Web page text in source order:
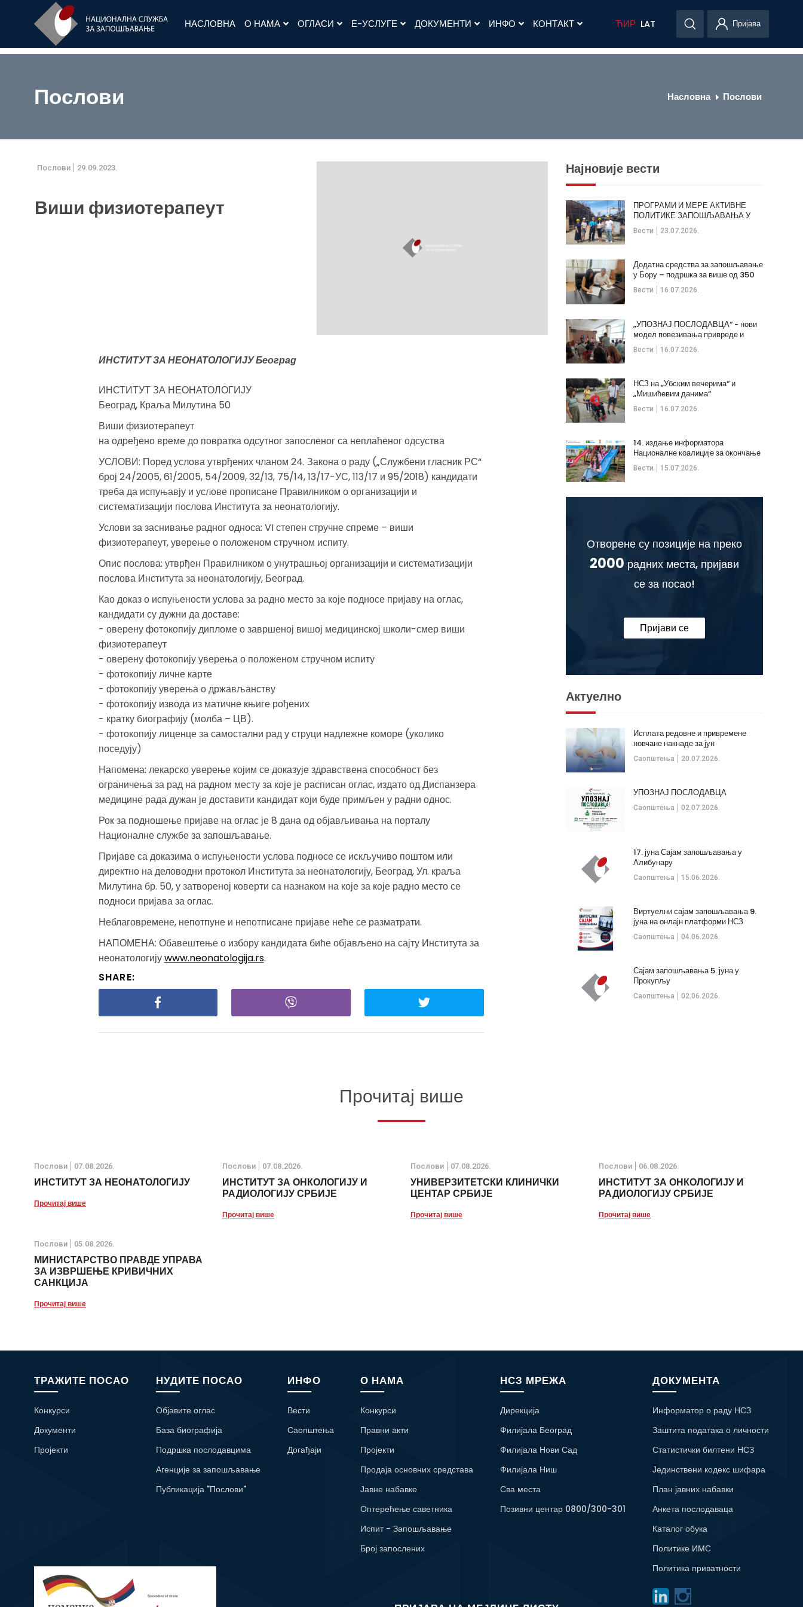
НАСЛОВНА О НАМА ОГЛАСИ Е-УСЛУГЕ ДОКУМЕНТИ ИНФО КОНТАКТ ЋИР LAT Пријава
Послови Насловна Послови
Послови 29.09.2023.
Виши физиотерапеут
ИНСТИТУТ ЗА НЕОНАТОЛОГИЈУ Београд
ИНСТИТУТ ЗА НЕОНАТОЛОГИЈУ
Београд, Краља Милутина 50
Виши физиотерапеут
на одређено време до повратка одсутног запосленог са неплаћеног одсуства
УСЛОВИ: Поред услова утврђених чланом 24. Закона о раду („Службени гласник РС“
број 24/2005, 61/2005, 54/2009, 32/13, 75/14, 13/17-УС, 113/17 и 95/2018) кандидати
треба да испуњавју и услове прописане Правилником о организацији и
систематизацији послова Института за неонатологију.
Услови за заснивање радног односа: VI степен стручне спреме – виши
физиотерапеут, уверење о положеном стручном испиту.
Опис послова: утврђен Правилником о унутрашњој организацији и систематизацији
послова Института за неонатологију, Београд.
Као доказ о испуњености услова за радно место за које подносе пријаву на оглас,
кандидати су дужни да доставе:
- оверену фотокопију дипломе о завршеној вишој медицинској школи-смер виши
физиотерапеут
- оверену фотокопију уверења о положеном стручном испиту
- фотокопију личне карте
- фотокопију уверења о држављанству
- фотокопију извода из матичне књиге рођених
- кратку биографију (молба – ЦВ).
- фотокопију лиценце за самостални рад у струци надлежне коморе (уколико
поседују)
Напомена: лекарско уверење којим се доказује здравствена способност без
ограничења за рад на радном месту за које је расписан оглас, издато од Диспанзера
медицине рада дужан је доставити кандидат који буде примљен у радни однос.
Рок за подношење пријаве на оглас је 8 дана од објављивања на порталу
Националне службе за запошљавање.
Пријаве са доказима о испуњености услова подносе се искључиво поштом или
директно на деловодни протокол Института за неонатологију, Београд, Ул. краља
Милутина бр. 50, у затвореној коверти са назнаком на које за које радно место се
подноси пријава за оглас.
Неблаговремене, непотпуне и непотписане пријаве неће се разматрати.
НАПОМЕНА: Обавештење о избору кандидата биће објављено на сајту Института за
неонатологијуwww.neonatologija.rs.
SHARE:
Најновије вести
Вести 23.07.2026.
ПРОГРАМИ И МЕРЕ АКТИВНЕ
ПОЛИТИКЕ ЗАПОШЉАВАЊА У
ОПШТИНИ КЛАДОВО
Вести 16.07.2026.
Додатна средства за запошљавање
у Бору – подршка за више од 350
незапослених
Вести 16.07.2026.
„УПОЗНАЈ ПОСЛОДАВЦА“ - нови
модел повезивања привреде и
стручних кадрова
Вести 16.07.2026.
НСЗ на „Убским вечерима“ и
„Мишићевим данима“
Вести 15.07.2026.
14. издање информатора
Националне коалиције за окончање
дечијих бракова
Отворене су позиције на преко
2000 радних места, пријави
се за посао!
Пријави се
Актуелно
Саопштења 20.07.2026.
Исплата редовне и привремене
новчане накнаде за јун
Саопштења 02.07.2026.
УПОЗНАЈ ПОСЛОДАВЦА
Саопштења 15.06.2026.
17. јуна Сајам запошљавања у
Алибунару
Саопштења 04.06.2026.
Виртуелни сајам запошљавања 9.
јуна на онлајн платформи НСЗ
Саопштења 02.06.2026.
Сајам запошљавања 5. јуна у
Прокупљу
Прочитај више
Послови 07.08.2026.
ИНСТИТУТ ЗА НЕОНАТОЛОГИЈУ
Прочитај више
Послови 07.08.2026.
ИНСТИТУТ ЗА ОНКОЛОГИЈУ И
РАДИОЛОГИЈУ СРБИЈЕ
Прочитај више
Послови 07.08.2026.
УНИВЕРЗИТЕТСКИ КЛИНИЧКИ
ЦЕНТАР СРБИЈЕ
Прочитај више
Послови 06.08.2026.
ИНСТИТУТ ЗА ОНКОЛОГИЈУ И
РАДИОЛОГИЈУ СРБИЈЕ
Прочитај више
Послови 05.08.2026.
МИНИСТАРСТВО ПРАВДЕ УПРАВА
ЗА ИЗВРШЕЊЕ КРИВИЧНИХ
САНКЦИЈА
Прочитај више
ТРАЖИТЕ ПОСАО
Конкурси
Документи
Пројекти
НУДИТЕ ПОСАО
Објавите оглас
База биографија
Подршка послодавцима
Агенције за запошљавање
Публикација "Послови"
ИНФО
Вести
Саопштења
Догађаји
О НАМА
Конкурси
Правни акти
Пројекти
Продаја основних средстава
Јавне набавке
Оптерећење саветника
Испит - Запошљавање
Број запослених
НСЗ МРЕЖА
Дирекција
Филијала Београд
Филијала Нови Сад
Филијала Ниш
Сва места
Позивни центар 0800/300-301
ДОКУМЕНТА
Информатор о раду НСЗ
Заштита података о личности
Статистички билтени НСЗ
Јединствени кодекс шифара
План јавних набавки
Анкета послодаваца
Каталог обука
Политике ИМС
Политика приватности